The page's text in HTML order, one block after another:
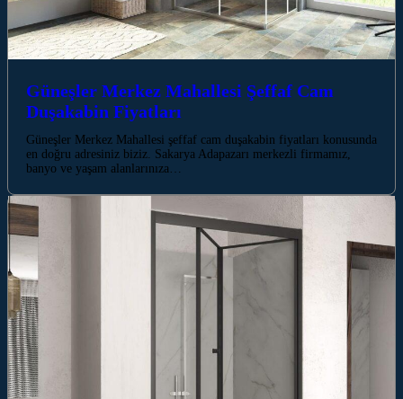
Güneşler Merkez Mahallesi Şeffaf Cam
Duşakabin Fiyatları
Güneşler Merkez Mahallesi şeffaf cam duşakabin fiyatları konusunda
en doğru adresiniz biziz. Sakarya Adapazarı merkezli firmamız,
banyo ve yaşam alanlarınıza…